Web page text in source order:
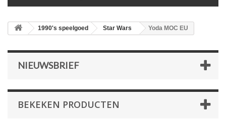
1990's speelgoed Star Wars Yoda MOC EU
NIEUWSBRIEF
BEKEKEN PRODUCTEN